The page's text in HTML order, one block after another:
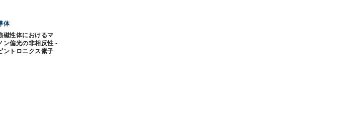
体
磁性体におけるマ
ン偏光の非相反性 -
ントロニクス素子